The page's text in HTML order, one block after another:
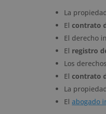
La
El contrato
El derecho
El registro
Los
El contrato
La
El abogado